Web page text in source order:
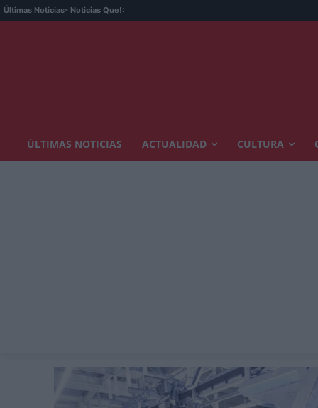
Últimas Noticias- Noticias Que!:
ÚLTIMAS NOTICIAS ACTUALIDAD CULTURA